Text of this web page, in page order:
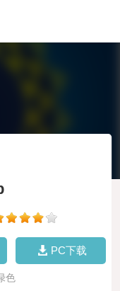
PC下载
色